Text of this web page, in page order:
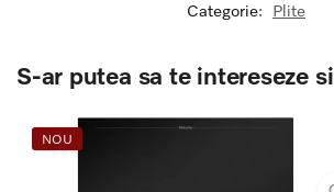
Categorie: Plite
S-ar putea sa te intereseze si
NOU